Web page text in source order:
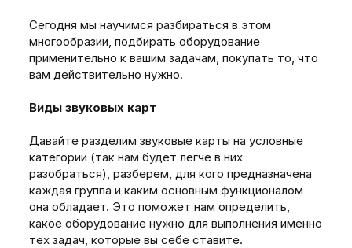
Сегодня мы научимся разбираться в этом
многообразии, подбирать оборудование
применительно к вашим задачам, покупать то, что
вам действительно нужно.
Виды звуковых карт
Давайте разделим звуковые карты на условные
категории (так нам будет легче в них
разобраться), разберем, для кого предназначена
каждая группа и каким основным функционалом
она обладает. Это поможет нам определить,
какое оборудование нужно для выполнения именно
тех задач, которые вы себе ставите.